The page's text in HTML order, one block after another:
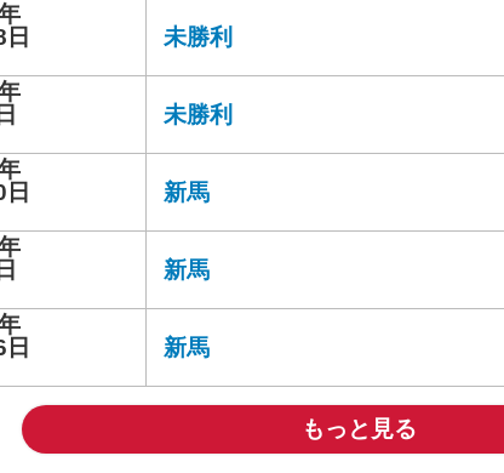
未勝利
未勝利
新馬
新馬
新馬
もっと見る